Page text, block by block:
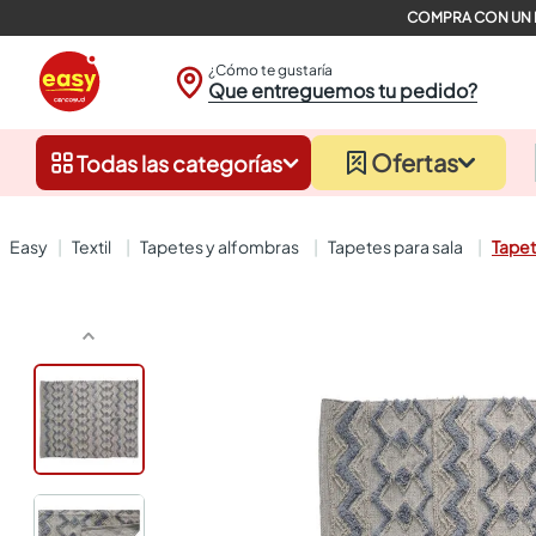
¿Cómo te gustaría
Que entreguemos tu pedido?
Todas las categorías Ofertas
textil tapetes y alfombras tapetes para sala